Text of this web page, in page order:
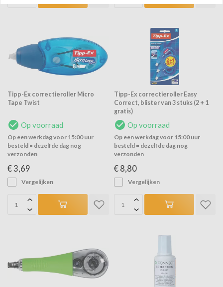
Tipp-Ex correctieroller Micro
Tape Twist
Op voorraad
Op een werkdag voor 15:00 uur
besteld = dezelfde dag nog
verzonden
€ 3,69
Vergelijken
Tipp-Ex correctieroller Easy
Correct, blister van 3 stuks (2 + 1
gratis)
Op voorraad
Op een werkdag voor 15:00 uur
besteld = dezelfde dag nog
verzonden
€ 8,80
Vergelijken